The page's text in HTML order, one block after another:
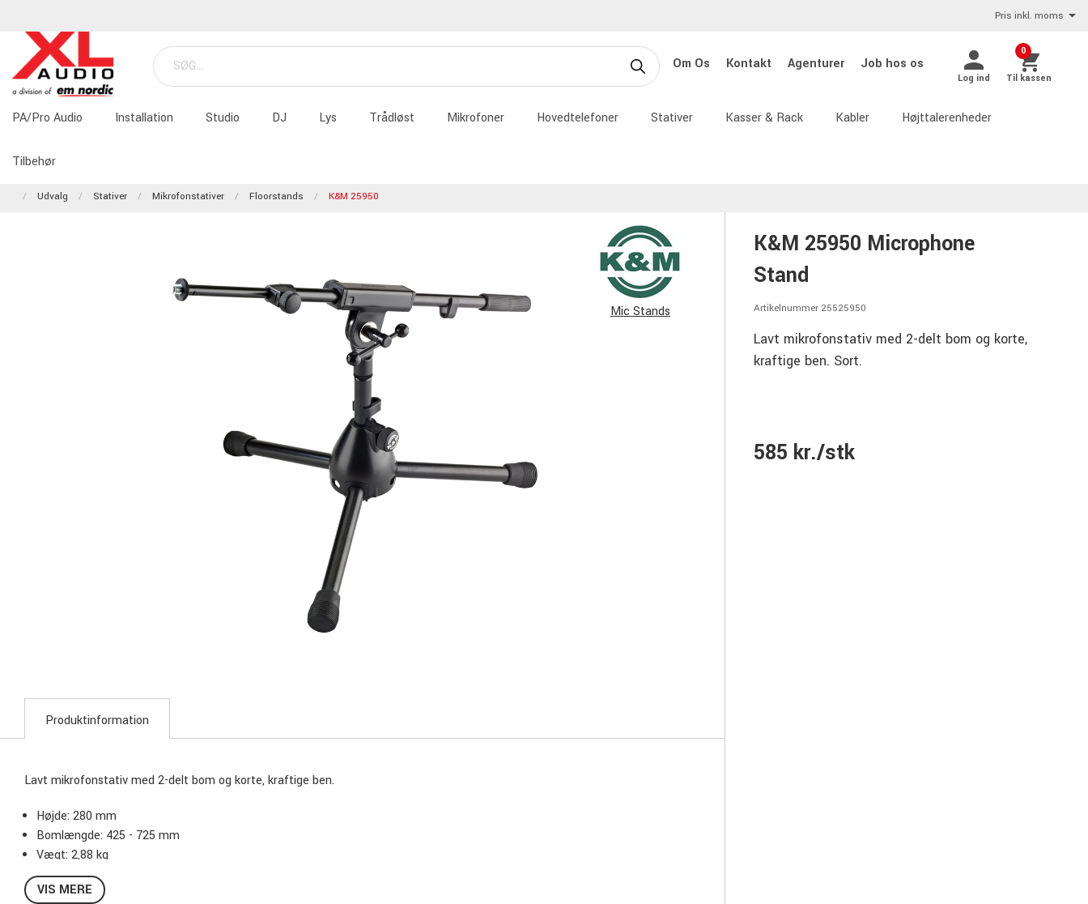
Pris inkl. moms
Om Os Kontakt Agenturer Job hos os
Log ind
0
Til kassen
PA/Pro Audio Installation Studio DJ Lys Trådløst Mikrofoner Hovedtelefoner Stativer Kasser & Rack Kabler Højttalerenheder
Tilbehør
Udvalg Stativer Mikrofonstativer Floorstands K&M 25950
Mic Stands
K&M 25950 Microphone
Stand
Artikelnummer 25525950
Lavt mikrofonstativ med 2-delt bom og korte,
kraftige ben. Sort.
585 kr./stk
Produktinformation
Lavt mikrofonstativ med 2-delt bom og korte, kraftige ben.
Højde: 280 mm
Bomlængde: 425 - 725 mm
Vægt: 2,88 kg
Sort
VIS MERE